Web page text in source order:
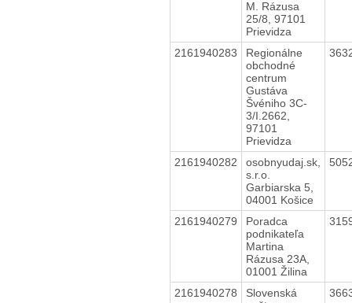
M. Rázusa
25/8, 97101
Prievidza
2161940283
Regionálne
obchodné
centrum
Gustáva
Švéniho 3C-
3/I.2662,
97101
Prievidza
2161940282
osobnyudaj.sk,
s.r.o.
Garbiarska 5,
04001 Košice
2161940279
Poradca
podnikateľa
Martina
Rázusa 23A,
01001 Žilina
2161940278
Slovenská